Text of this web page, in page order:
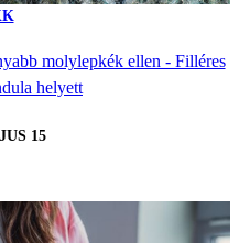
molylepkék ellen - Filléres
helyett
15